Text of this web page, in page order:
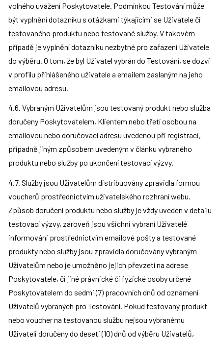
volného uvážení Poskytovatele. Podmínkou Testování může
být vyplnění dotazníku s otázkami týkajícími se Uživatele či
testovaného produktu nebo testované služby. V takovém
případě je vyplnění dotazníku nezbytné pro zařazení Uživatele
do výběru. O tom, že byl Uživatel vybrán do Testování, se dozví
v profilu přihlášeného uživatele a emailem zaslaným na jeho
emailovou adresu.
4.6. Vybraným Uživatelům jsou testovaný produkt nebo služba
doručeny Poskytovatelem, Klientem nebo třetí osobou na
emailovou nebo doručovací adresu uvedenou při registraci,
případně jiným způsobem uvedeným v článku vybraného
produktu nebo služby po ukončení testovací výzvy.
4.7. Služby jsou Uživatelům distribuovány zpravidla formou
voucherů prostřednictvím uživatelského rozhraní webu.
Způsob doručení produktu nebo služby je vždy uveden v detailu
testovací výzvy, zároveň jsou všichni vybraní Uživatelé
informováni prostřednictvím emailové pošty a testované
produkty nebo služby jsou zpravidla doručovány vybraným
Uživatelům nebo je umožněno jejich převzetí na adrese
Poskytovatele, či jiné právnické či fyzické osoby určené
Poskytovatelem do sedmi (7) pracovních dnů od oznámení
Uživatelů vybraných pro Testování. Pokud testovaný produkt
nebo voucher na testovanou službu nejsou vybranému
Uživateli doručeny do deseti (10) dnů od výběru Uživatelů,